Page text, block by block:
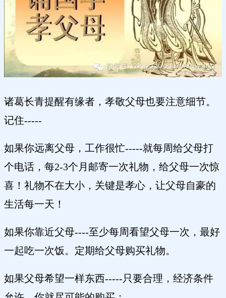
诸葛长青提醒有缘者，孝敬父母也要注意细节。
记住-----
如果你远离父母，工作很忙-----就每周给父母打
个电话，每2-3个月邮寄一次礼物，给父母一次惊
喜！礼物不在大小，关键是孝心，让父母自豪的
生活每一天！
如果你靠近父母----至少每周看望父母一次，最好
一起吃一次饭。定期给父母购买礼物。
如果父母希望一样东西-----只要合理，经济条件